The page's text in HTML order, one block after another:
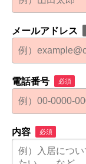
メールアドレス
電話番号 必須
内容 必須